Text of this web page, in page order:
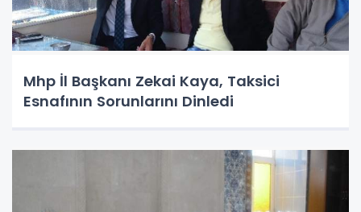
Mhp İl Başkanı Zekai Kaya, Taksici
Esnafının Sorunlarını Dinledi